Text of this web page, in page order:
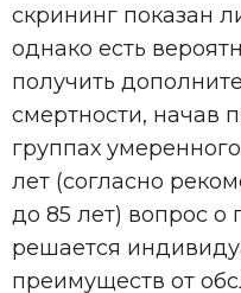
скрининг показан
однако есть
получить
смертности, начав
группах
лет (согласно
до 85 лет) вопрос о
решается
преимуществ от